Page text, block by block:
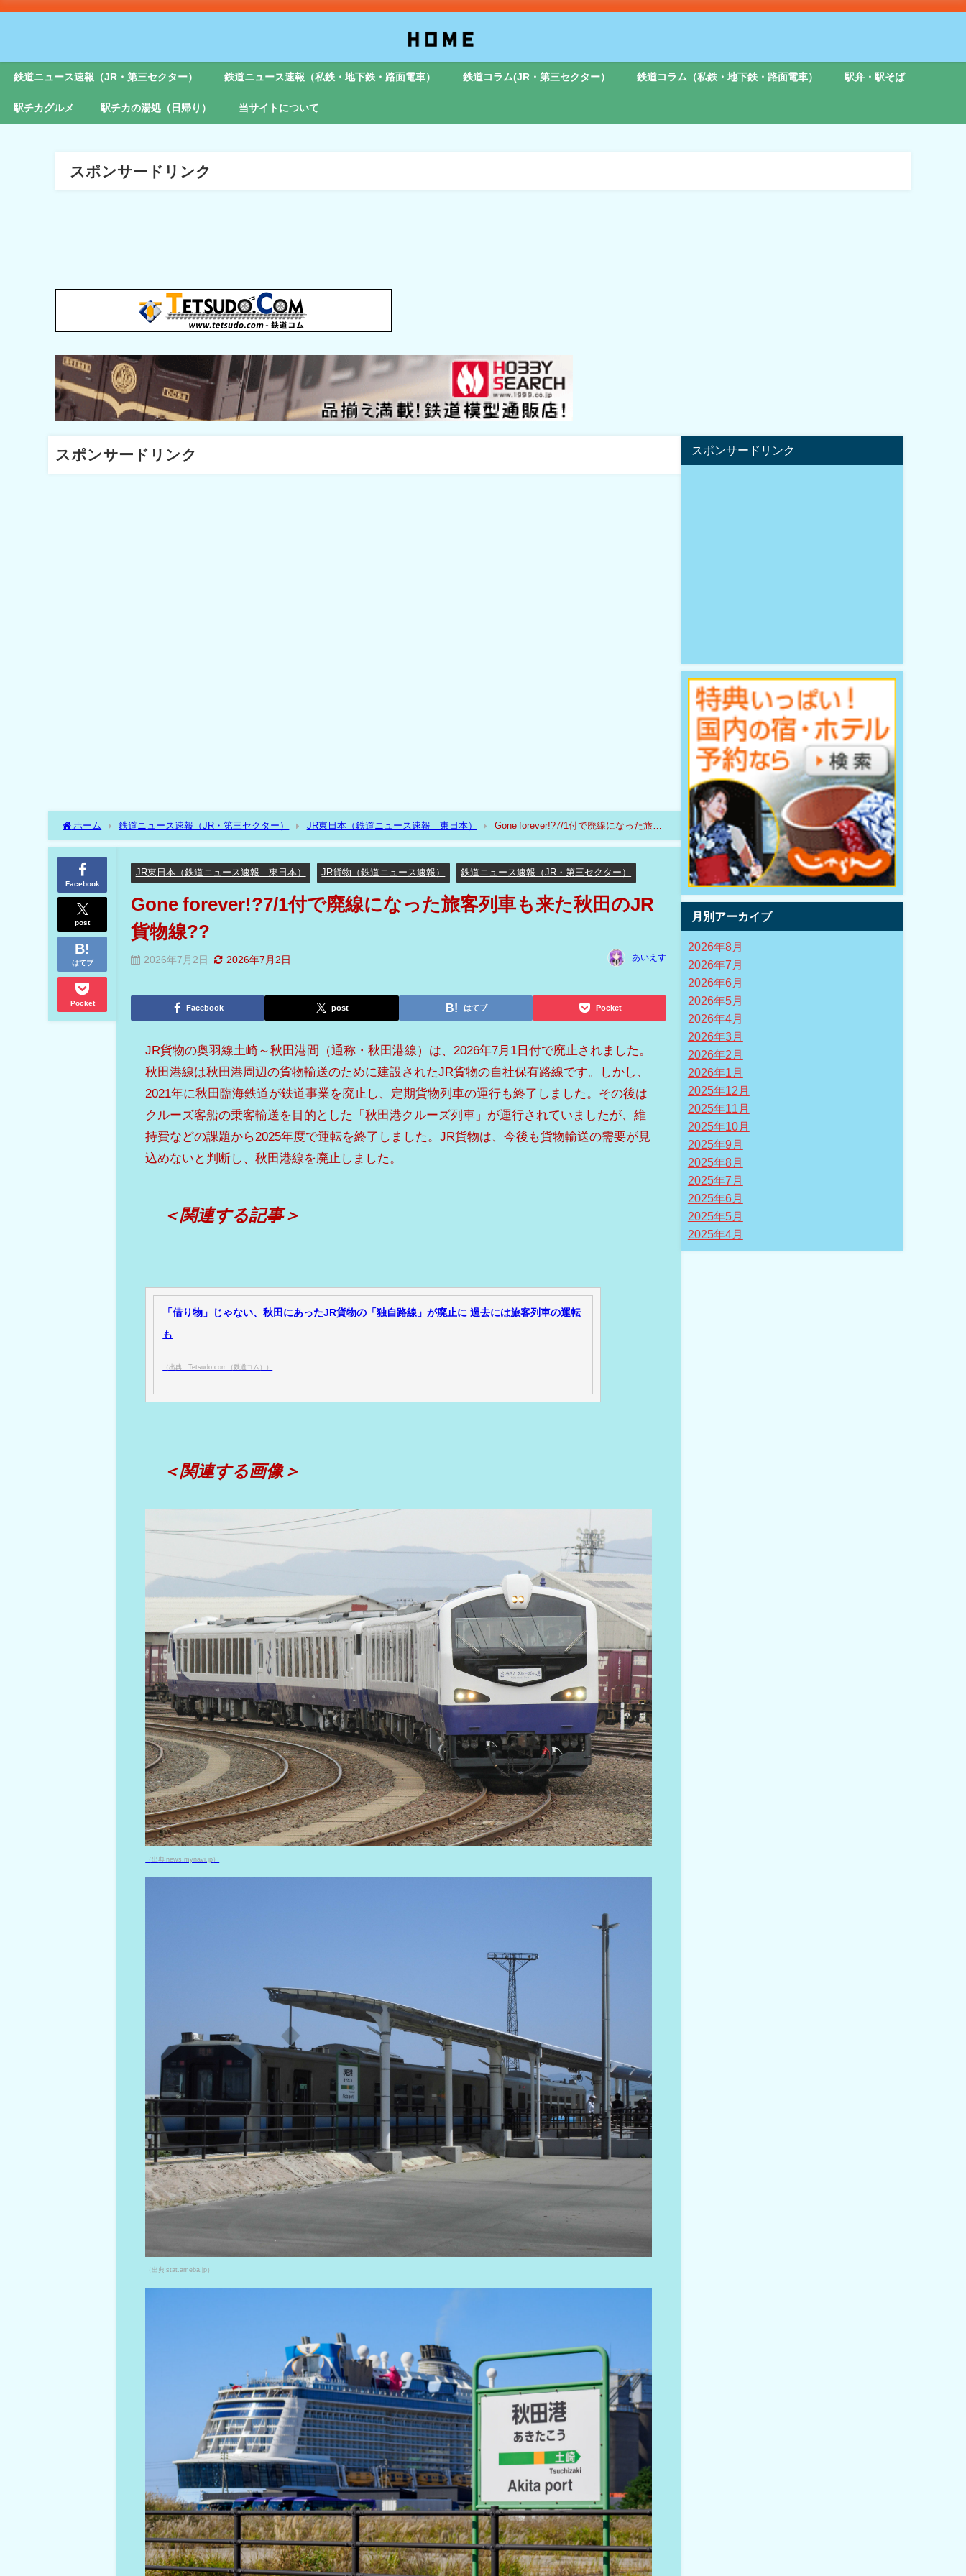
鉄道ニュース速報（JR・第三セクター） 鉄道ニュース速報（私鉄・地下鉄・路面電車） 鉄道コラム(JR・第三セクター） 鉄道コラム（私鉄・地下鉄・路面電車） 駅弁・駅そば
駅チカグルメ 駅チカの湯処（日帰り） 当サイトについて
スポンサードリンク
スポンサードリンク
ホーム 鉄道ニュース速報（JR・第三セクター） JR東日本（鉄道ニュース速報 東日本）
Gone forever!?7/1付で廃線になった旅客
列車も来た秋田のJR貨物線??
Facebook
post
はてブ
Pocket
JR東日本（鉄道ニュース速報 東日本） JR貨物（鉄道ニュース速報） 鉄道ニュース速報（JR・第三セクター）
Gone forever!?7/1付で廃線になった旅客列車も来た秋田のJR
貨物線??
2026年7月2日 2026年7月2日 あいえす
Facebook post はてブ Pocket
JR貨物の奥羽線土崎～秋田港間（通称・秋田港線）は、2026年7月1日付で廃止されました。
秋田港線は秋田港周辺の貨物輸送のために建設されたJR貨物の自社保有路線です。しかし、
2021年に秋田臨海鉄道が鉄道事業を廃止し、定期貨物列車の運行も終了しました。その後は
クルーズ客船の乗客輸送を目的とした「秋田港クルーズ列車」が運行されていましたが、維
持費などの課題から2025年度で運転を終了しました。JR貨物は、今後も貨物輸送の需要が見
込めないと判断し、秋田港線を廃止しました。
＜関連する記事＞
「借り物」じゃない、秋田にあったJR貨物の「独自路線」が廃止に 過去には旅客列車の運転
も
（出典：Tetsudo.com（鉄道コム））
＜関連する画像＞
（出典 news.mynavi.jp）
（出典 stat.ameba.jp）
スポンサードリンク
月別アーカイブ
2026年8月
2026年7月
2026年6月
2026年5月
2026年4月
2026年3月
2026年2月
2026年1月
2025年12月
2025年11月
2025年10月
2025年9月
2025年8月
2025年7月
2025年6月
2025年5月
2025年4月